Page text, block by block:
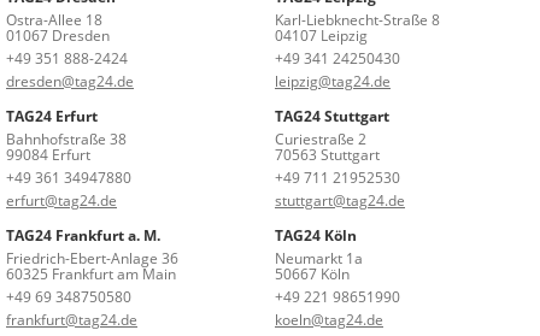
Ostra-Allee 18
01067 Dresden
+49 351 888-2424
dresden@tag24.de
Karl-Liebknecht-Straße 8
04107 Leipzig
+49 341 24250430
leipzig@tag24.de
TAG24 Erfurt
Bahnhofstraße 38
99084 Erfurt
+49 361 34947880
erfurt@tag24.de
TAG24 Stuttgart
Curiestraße 2
70563 Stuttgart
+49 711 21952530
stuttgart@tag24.de
TAG24 Frankfurt a. M.
Friedrich-Ebert-Anlage 36
60325 Frankfurt am Main
+49 69 348750580
frankfurt@tag24.de
TAG24 Köln
Neumarkt 1a
50667 Köln
+49 221 98651990
koeln@tag24.de